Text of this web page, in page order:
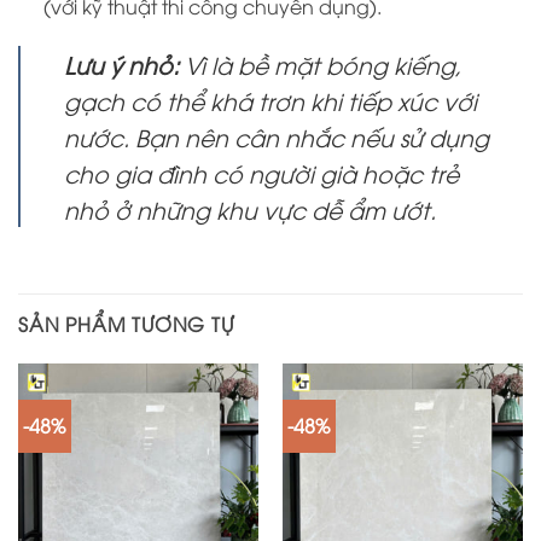
(với kỹ thuật thi công chuyên dụng).
Lưu ý nhỏ:Vì là bề mặt bóng kiếng,
gạch có thể khá trơn khi tiếp xúc với
nước. Bạn nên cân nhắc nếu sử dụng
cho gia đình có người già hoặc trẻ
nhỏ ở những khu vực dễ ẩm ướt.
SẢN PHẨM TƯƠNG TỰ
-48% -48%